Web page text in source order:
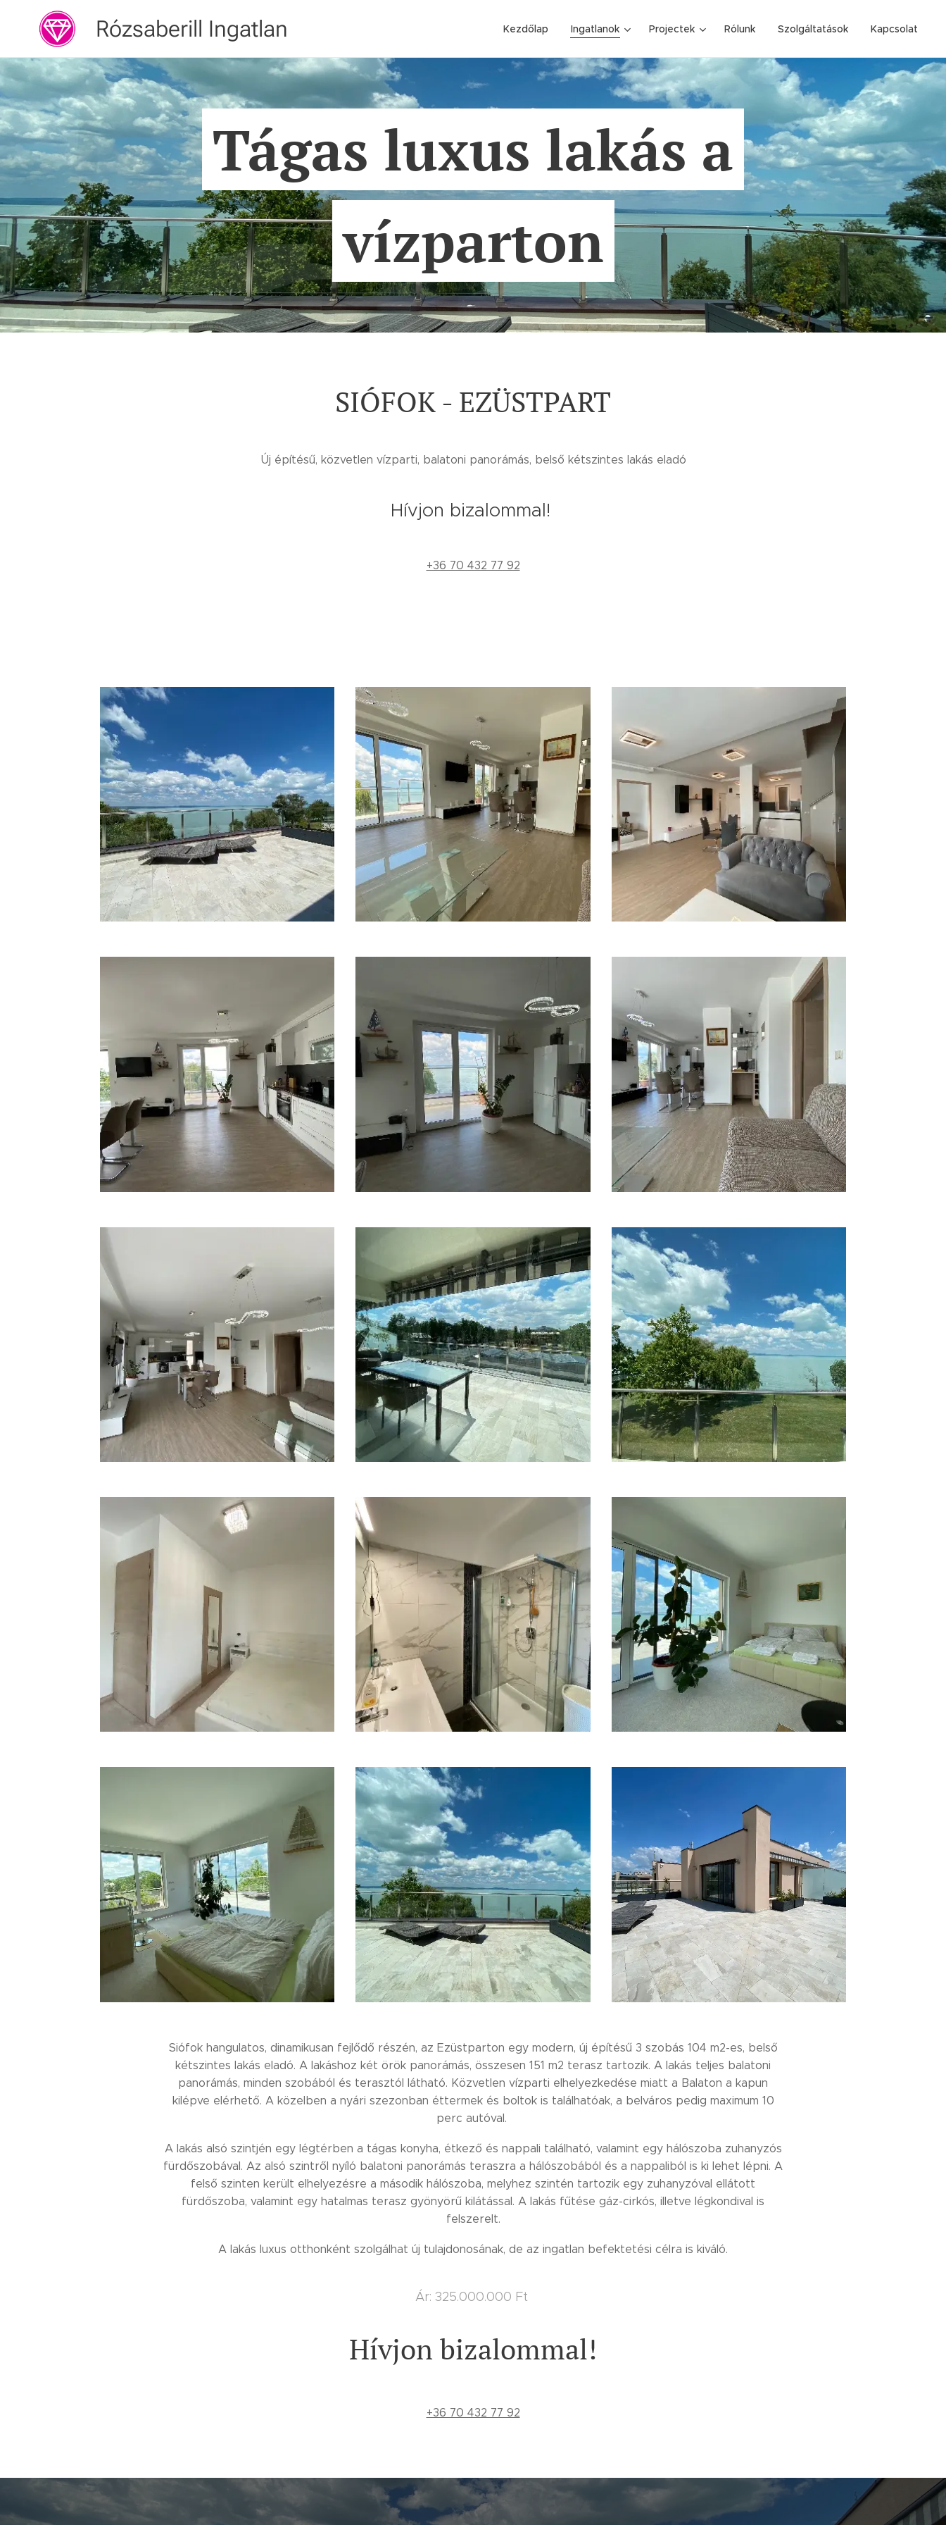
Rózsaberill Ingatlan Kezdőlap Ingatlanok Projectek Rólunk Szolgáltatások Kapcsolat
Tágas luxus lakás a
vízparton
SIÓFOK - EZÜSTPART
Új építésű, közvetlen vízparti, balatoni panorámás, belső kétszintes lakás eladó
Hívjon bizalommal!
+36 70 432 77 92
Siófok hangulatos, dinamikusan fejlődő részén, az Ezüstparton egy modern, új építésű 3 szobás 104 m2-es, belső
kétszintes lakás eladó. A lakáshoz két örök panorámás, összesen 151 m2 terasz tartozik. A lakás teljes balatoni
panorámás, minden szobából és terasztól látható. Közvetlen vízparti elhelyezkedése miatt a Balaton a kapun
kilépve elérhető. A közelben a nyári szezonban éttermek és boltok is találhatóak, a belváros pedig maximum 10
perc autóval.
A lakás alsó szintjén egy légtérben a tágas konyha, étkező és nappali található, valamint egy hálószoba zuhanyzós
fürdőszobával. Az alsó szintről nyíló balatoni panorámás teraszra a hálószobából és a nappaliból is ki lehet lépni. A
felső szinten került elhelyezésre a második hálószoba, melyhez szintén tartozik egy zuhanyzóval ellátott
fürdőszoba, valamint egy hatalmas terasz gyönyörű kilátással. A lakás fűtése gáz-cirkós, illetve légkondival is
felszerelt.
A lakás luxus otthonként szolgálhat új tulajdonosának, de az ingatlan befektetési célra is kiváló.
Ár: 325.000.000 Ft
Hívjon bizalommal!
+36 70 432 77 92